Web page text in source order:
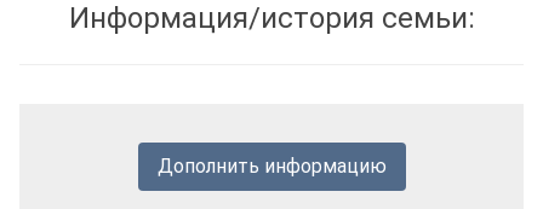
Информация/история семьи:
Дополнить информацию